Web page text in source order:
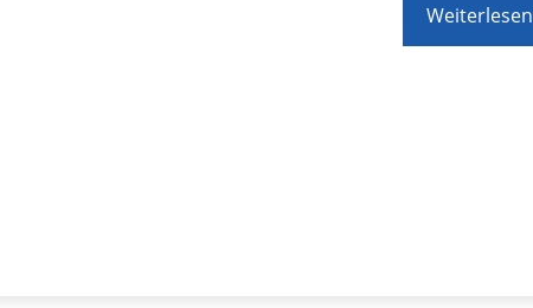
Weiterlesen